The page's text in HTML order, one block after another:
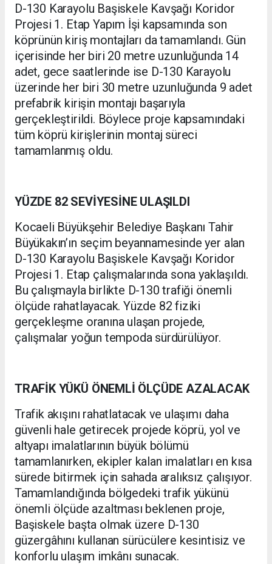
D-130 Karayolu Başiskele Kavşağı Koridor
Projesi 1. Etap Yapım İşi kapsamında son
köprünün kiriş montajları da tamamlandı. Gün
içerisinde her biri 20 metre uzunluğunda 14
adet, gece saatlerinde ise D-130 Karayolu
üzerinde her biri 30 metre uzunluğunda 9 adet
prefabrik kirişin montajı başarıyla
gerçekleştirildi. Böylece proje kapsamındaki
tüm köprü kirişlerinin montaj süreci
tamamlanmış oldu.
YÜZDE 82 SEVİYESİNE ULAŞILDI
Kocaeli Büyükşehir Belediye Başkanı Tahir
Büyükakın’ın seçim beyannamesinde yer alan
D-130 Karayolu Başiskele Kavşağı Koridor
Projesi 1. Etap çalışmalarında sona yaklaşıldı.
Bu çalışmayla birlikte D-130 trafiği önemli
ölçüde rahatlayacak. Yüzde 82 fiziki
gerçekleşme oranına ulaşan projede,
çalışmalar yoğun tempoda sürdürülüyor.
TRAFİK YÜKÜ ÖNEMLİ ÖLÇÜDE AZALACAK
Trafik akışını rahatlatacak ve ulaşımı daha
güvenli hale getirecek projede köprü, yol ve
altyapı imalatlarının büyük bölümü
tamamlanırken, ekipler kalan imalatları en kısa
sürede bitirmek için sahada aralıksız çalışıyor.
Tamamlandığında bölgedeki trafik yükünü
önemli ölçüde azaltması beklenen proje,
Başiskele başta olmak üzere D-130
güzergâhını kullanan sürücülere kesintisiz ve
konforlu ulaşım imkânı sunacak.